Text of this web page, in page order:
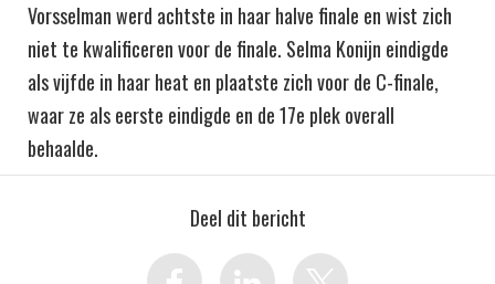
Vorsselman werd achtste in haar halve finale en wist zich
niet te kwalificeren voor de finale. Selma Konijn eindigde
als vijfde in haar heat en plaatste zich voor de C-finale,
waar ze als eerste eindigde en de 17e plek overall
behaalde.
Deel dit bericht